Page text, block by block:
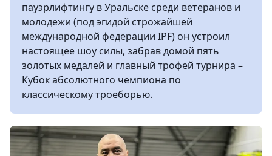
пауэрлифтингу в Уральске среди ветеранов и
молодежи (под эгидой строжайшей
международной федерации IPF) он устроил
настоящее шоу силы, забрав домой пять
золотых медалей и главный трофей турнира –
Кубок абсолютного чемпиона по
классическому троеборью.